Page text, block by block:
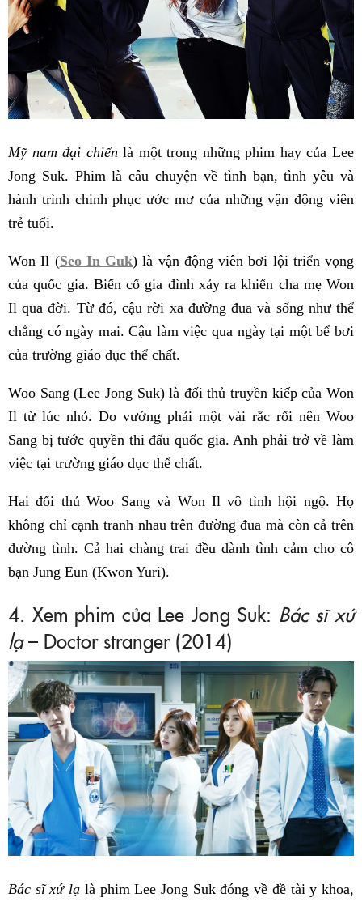
Mỹ nam đại chiến là một trong những phim hay của Lee
Jong Suk. Phim là câu chuyện về tình bạn, tình yêu và
hành trình chinh phục ước mơ của những vận động viên
trẻ tuổi.
Won Il (Seo In Guk) là vận động viên bơi lội triển vọng
của quốc gia. Biến cố gia đình xảy ra khiến cha mẹ Won
Il qua đời. Từ đó, cậu rời xa đường đua và sống như thể
chẳng có ngày mai. Cậu làm việc qua ngày tại một bể bơi
của trường giáo dục thể chất.
Woo Sang (Lee Jong Suk) là đối thủ truyền kiếp của Won
Il từ lúc nhỏ. Do vướng phải một vài rắc rối nên Woo
Sang bị tước quyền thi đấu quốc gia. Anh phải trở về làm
việc tại trường giáo dục thể chất.
Hai đối thủ Woo Sang và Won Il vô tình hội ngộ. Họ
không chỉ cạnh tranh nhau trên đường đua mà còn cả trên
đường tình. Cả hai chàng trai đều dành tình cảm cho cô
bạn Jung Eun (Kwon Yuri).
4. Xem phim của Lee Jong Suk: Bác sĩ xứ
lạ– Doctor stranger (2014)
Bác sĩ xứ lạ là phim Lee Jong Suk đóng về đề tài y khoa,